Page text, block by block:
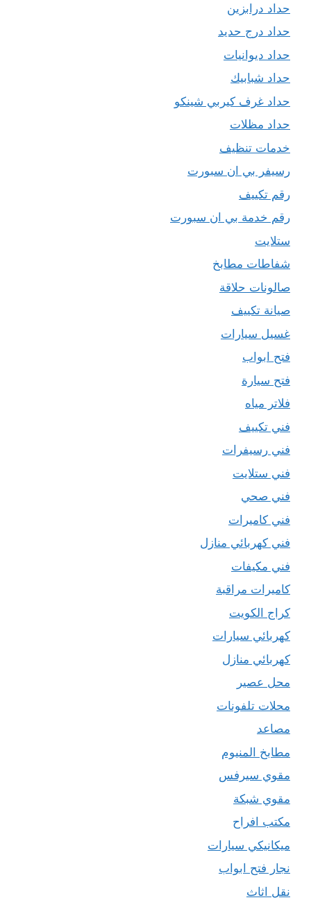
حداد درابزين
حداد درج حديد
حداد ديوانيات
حداد شبابيك
حداد غرف كيربي شينكو
حداد مظلات
خدمات تنظيف
رسيفر بي ان سبورت
رقم تكييف
رقم خدمة بي ان سبورت
ستلايت
شفاطات مطابخ
صالونات حلاقة
صيانة تكييف
غسيل سيارات
فتح ابواب
فتح سيارة
فلاتر مياه
فني تكييف
فني رسيفرات
فني ستلايت
فني صحي
فني كاميرات
فني كهربائي منازل
فني مكيفات
كاميرات مراقبة
كراج الكويت
كهربائي سيارات
كهربائي منازل
محل عصير
محلات تلفونات
مصاعد
مطابخ المنيوم
مقوي سيرفس
مقوي شبكة
مكتب افراح
ميكانيكي سيارات
نجار فتح ابواب
نقل اثاث